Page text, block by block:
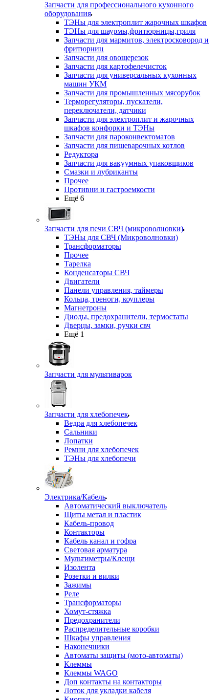
Запчасти для профессионального кухонного
оборудования
ТЭНы для электроплит жарочных шкафов
ТЭНы для шаурмы,фритюрницы,гриля
Запчасти для мармитов, электросковород и
фритюрниц
Запчасти для овощерезок
Запчасти для картофелечисток
Запчасти для универсальных кухонных
машин УКМ
Запчасти для промышленных мясорубок
Терморегуляторы, пускатели,
переключатели, датчики
Запчасти для электроплит и жарочных
шкафов конфорки и ТЭНы
Запчасти для пароконвектоматов
Запчасти для пищеварочных котлов
Редуктора
Запчасти для вакуумных упаковщиков
Смазки и лубриканты
Прочее
Противни и гастроемкости
Ещё 6
Запчасти для печи СВЧ (микроволновки)
ТЭНы для СВЧ (Микроволновки)
Трансформаторы
Прочее
Тарелка
Конденсаторы СВЧ
Двигатели
Панели управления, таймеры
Кольца, треноги, коуплеры
Магнетроны
Диоды, предохранители, термостаты
Дверцы, замки, ручки свч
Ещё 1
Запчасти для мультиварок
Запчасти для хлебопечек
Ведра для хлебопечек
Сальники
Лопатки
Ремни для хлебопечек
ТЭНы для хлебопечи
Электрика/Кабель
Автоматический выключатель
Щиты метал и пластик
Кабель-провод
Контакторы
Кабель канал и гофра
Световая арматура
Мультиметры/Клещи
Изолента
Розетки и вилки
Зажимы
Реле
Трансформаторы
Хомут-стяжка
Предохранители
Распределительные коробки
Шкафы управления
Наконечники
Автоматы защиты (мото-автоматы)
Клеммы
Клеммы WAGO
Доп контакты на контакторы
Лоток для укладки кабеля